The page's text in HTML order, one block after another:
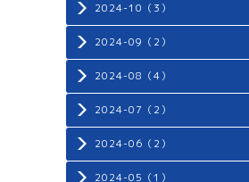
2024-10（3）
2024-09（2）
2024-08（4）
2024-07（2）
2024-06（2）
2024-05（1）